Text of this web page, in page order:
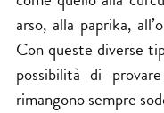
arso, alla paprika,
Con queste diverse
possibilità di
rimangono sempre